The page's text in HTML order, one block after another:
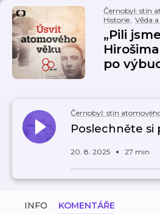
Černobyl: stín
Historie, Věda
„Pili
po
Černobyl: stín
Poslechněte si
20. 8. 2025 27 min
INFO KOMENTÁŘE